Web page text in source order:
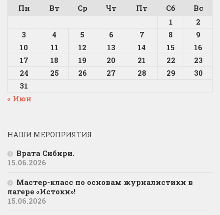
Пн
Вт Ср Чт Пт Сб
Вс
1
2
3
4 5 6 7 8
9
10
11 12 13 14 15
16
17
18 19 20 21 22
23
24
25 26 27 28 29
30
31
« Июн
НАШИ МЕРОПРИЯТИЯ
Врата Сибири.
15.06.2026
Мастер-класс по основам журналистики в
лагере «Истоки»!
15.06.2026